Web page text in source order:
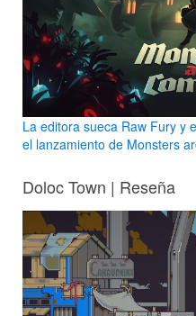
La editora sueca Raw Fury y
el lanzamiento de Monsters
Doloc Town | Reseña